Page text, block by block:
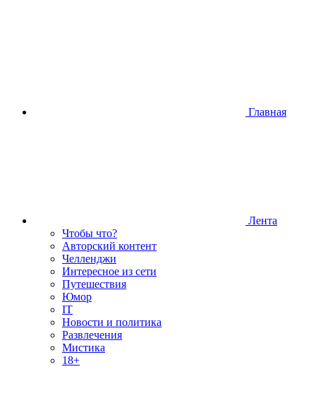
Главная
Лента
Чтобы что?
Авторский контент
Челленджи
Интересное из сети
Путешествия
Юмор
IT
Новости и политика
Развлечения
Мистика
18+